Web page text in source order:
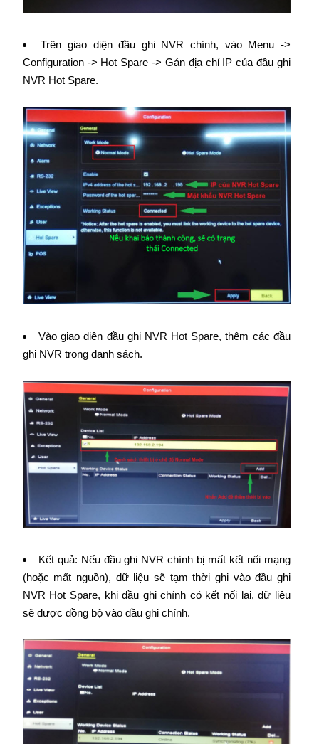
Trên giao diện đầu ghi NVR chính, vào Menu ->
Configuration -> Hot Spare -> Gán địa chỉ IP của đầu ghi
NVR Hot Spare.
Vào giao diện đầu ghi NVR Hot Spare, thêm các đầu
ghi NVR trong danh sách.
Kết quả: Nếu đầu ghi NVR chính bị mất kết nối mạng
(hoặc mất nguồn), dữ liệu sẽ tạm thời ghi vào đầu ghi
NVR Hot Spare, khi đầu ghi chính có kết nối lại, dữ liệu
sẽ được đồng bộ vào đầu ghi chính.